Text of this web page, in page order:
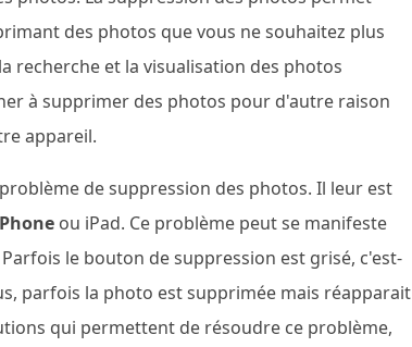
des photos que vous ne souhaitez plus
recherche et la visualisation des photos
à supprimer des photos pour d'autre raison
appareil.
de suppression des photos. Il leur est
ou iPad. Ce problème peut se manifeste
le bouton de suppression est grisé, c'est-
parfois la photo est supprimée mais réapparait
qui permettent de résoudre ce problème,